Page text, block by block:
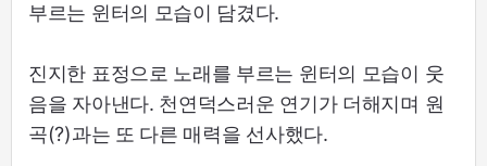
부르는 윈터의 모습이 담겼다.
진지한 표정으로 노래를 부르는 윈터의 모습이 웃
음을 자아낸다. 천연덕스러운 연기가 더해지며 원
곡(?)과는 또 다른 매력을 선사했다.